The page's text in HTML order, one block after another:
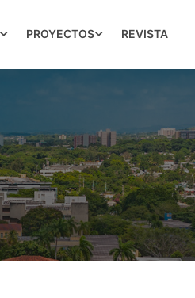
PROYECTOS REVISTA